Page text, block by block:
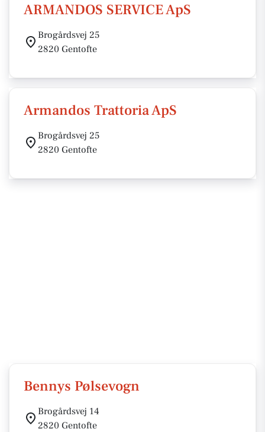
ARMANDOS SERVICE ApS
Brogårdsvej 25
2820 Gentofte
Armandos Trattoria ApS
Brogårdsvej 25
2820 Gentofte
Bennys Pølsevogn
Brogårdsvej 14
2820 Gentofte